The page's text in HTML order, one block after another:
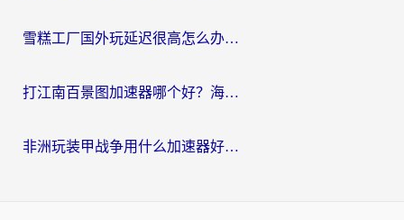
雪糕工厂国外玩延迟很高怎么办？海外玩家国服游戏加速终极攻略（附实测推荐）
打江南百景图加速器哪个好？海外党踩坑N次后，终于找到不卡的秘诀
非洲玩装甲战争用什么加速器好？海外党亲测有效的国服游戏加速方案